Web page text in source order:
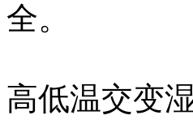
全。
高低温交变